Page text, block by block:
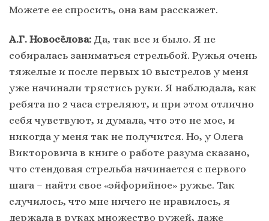
Можете ее спросить, она вам расскажет.
А.Г. Новосёлова: Да, так все и было. Я не
собиралась заниматься стрельбой. Ружья очень
тяжелые и после первых 10 выстрелов у меня
уже начинали трястись руки. Я наблюдала, как
ребята по 2 часа стреляют, и при этом отлично
себя чувствуют, и думала, что это не мое, и
никогда у меня так не получится. Но, у Олега
Викторовича в книге о работе разума сказано,
что стендовая стрельба начинается с первого
шага – найти свое «эйфорийное» ружье. Так
случилось, что мне ничего не нравилось, я
держала в руках множество ружей, даже